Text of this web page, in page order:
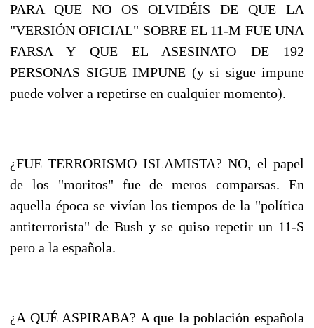
PARA QUE NO OS OLVIDÉIS DE QUE LA
"VERSIÓN OFICIAL" SOBRE EL 11-M FUE UNA
FARSA Y QUE EL ASESINATO DE 192
PERSONAS SIGUE IMPUNE (y si sigue impune
puede volver a repetirse en cualquier momento).
¿FUE TERRORISMO ISLAMISTA? NO, el papel
de los "moritos" fue de meros comparsas. En
aquella época se vivían los tiempos de la "política
antiterrorista" de Bush y se quiso repetir un 11-S
pero a la española.
¿A QUÉ ASPIRABA? A que la población española